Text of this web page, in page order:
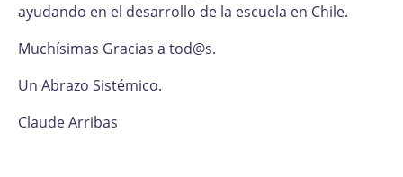
ayudando en el desarrollo de la escuela en Chile.
Muchísimas Gracias a tod@s.
Un Abrazo Sistémico.
Claude Arribas